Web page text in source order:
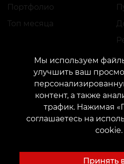
Портфолио
Топ месяца
КОНТАКТЫ
Свяжитесь с нами:
Жалобы и предложения:
Мы используем
улучшить ваш
контент, а также
трафик. Нажимая
соглашаетесь на
cookie.
Принять